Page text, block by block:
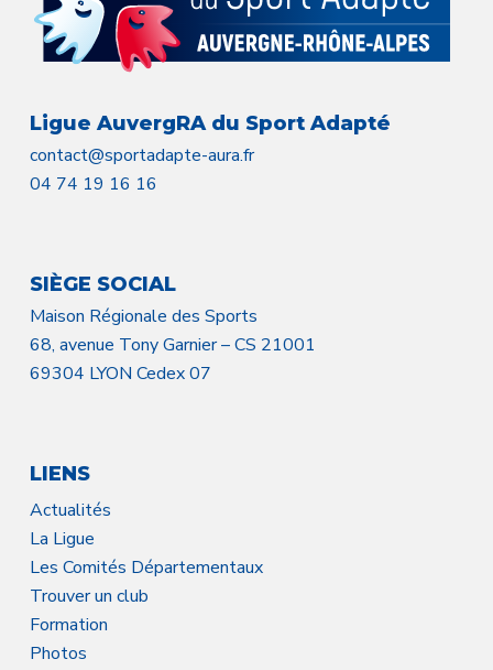
Ligue AuvergRA du Sport Adapté
contact@sportadapte-aura.fr
04 74 19 16 16
SIÈGE SOCIAL
Maison Régionale des Sports
68, avenue Tony Garnier – CS 21001
69304 LYON Cedex 07
LIENS
Actualités
La Ligue
Les Comités Départementaux
Trouver un club
Formation
Photos